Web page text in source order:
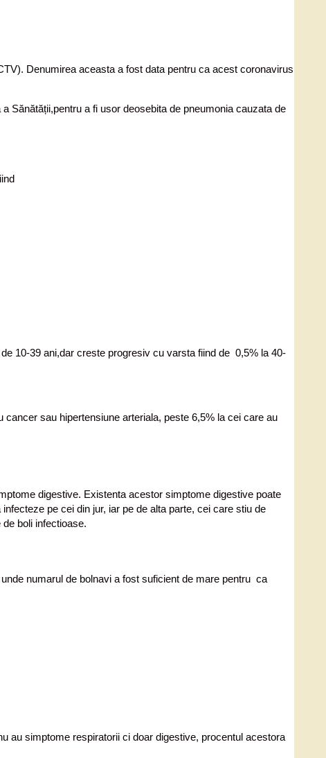
Denumirea aceasta a fost data pentru ca acest coronavirus
Sănătății,pentru a fi usor deosebita de pneumonia cauzata de
10-39 ani,dar creste progresiv cu varsta fiind de 0,5% la 40-
sau hipertensiune arteriala, peste 6,5% la cei care au
digestive. Existenta acestor simptome digestive poate
pe cei din jur, iar pe de alta parte, cei care stiu de
boli infectioase.
numarul de bolnavi a fost suficient de mare pentru ca
au simptome respiratorii ci doar digestive, procentul acestora